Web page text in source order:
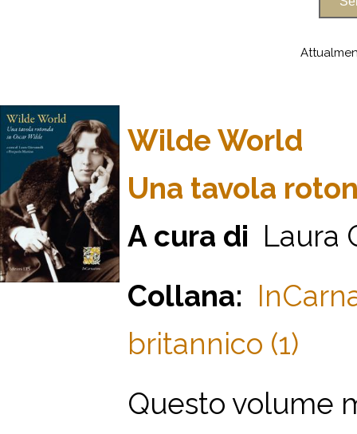
Wilde World
Una tavola
A cura di Laura
Collana:
britannico (1)
Questo volume